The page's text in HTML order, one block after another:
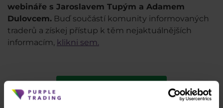
webináře s Jaroslavem Tupým a Adamem
Dulovcem. Buď součástí komunity informovaných
traderů a získej přístup k těm nejaktuálnějších
informacím, klikni sem.